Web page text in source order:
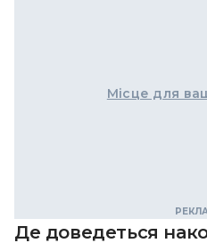
Місце для
Де доведеться